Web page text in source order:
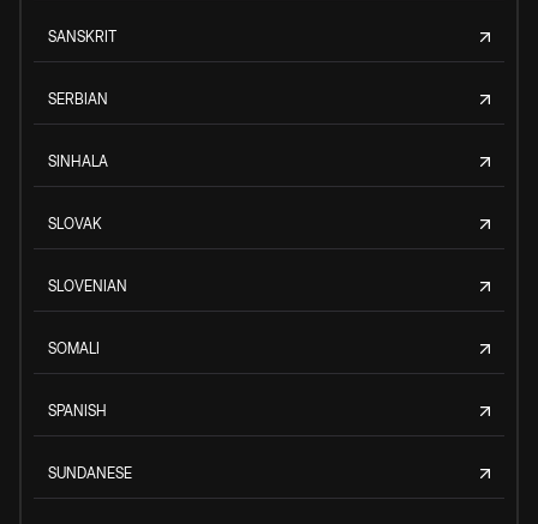
SANSKRIT
SERBIAN
SINHALA
SLOVAK
SLOVENIAN
SOMALI
SPANISH
SUNDANESE